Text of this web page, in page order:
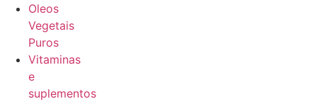
Oleos
Vegetais
Puros
Vitaminas
e
suplementos